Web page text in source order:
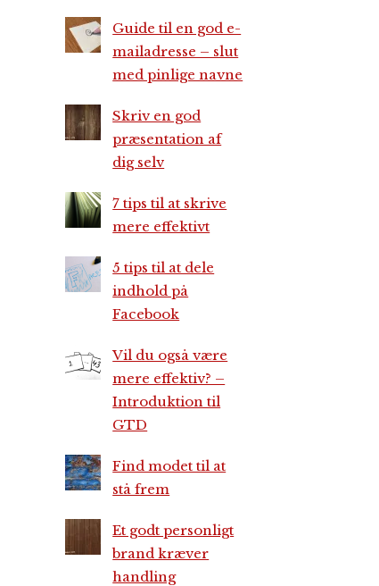
Guide til en god e-
mailadresse – slut
med pinlige navne
Skriv en god
præsentation af
dig selv
7 tips til at skrive
mere effektivt
5 tips til at dele
indhold på
Facebook
Vil du også være
mere effektiv? –
Introduktion til
GTD
Find modet til at
stå frem
Et godt personligt
brand kræver
handling